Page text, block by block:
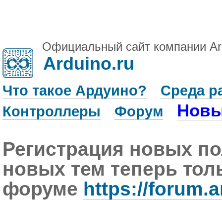
Официальный сайт компании
Arduino.ru
Что такое Ардуино?
Среда
Контроллеры
Форум
Регистрация новых
новых тем теперь
форуме https://